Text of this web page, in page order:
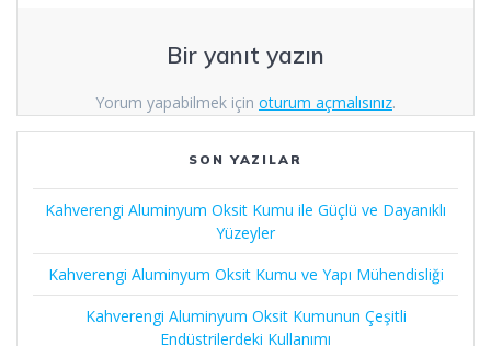
Bir yanıt yazın
Yorum yapabilmek için oturum açmalısınız.
SON YAZILAR
Kahverengi Aluminyum Oksit Kumu ile Güçlü ve Dayanıklı
Yüzeyler
Kahverengi Aluminyum Oksit Kumu ve Yapı Mühendisliği
Kahverengi Aluminyum Oksit Kumunun Çeşitli
Endüstrilerdeki Kullanımı